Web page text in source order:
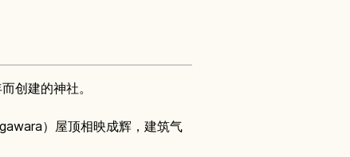
创建的神社。
）屋顶相映成辉，建筑气